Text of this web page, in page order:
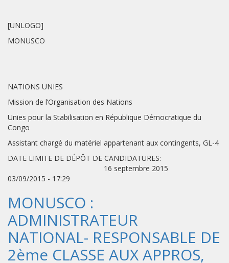
[UNLOGO]
MONUSCO
NATIONS UNIES
Mission de l’Organisation des Nations
Unies pour la Stabilisation en République Démocratique du
Congo
Assistant chargé du matériel appartenant aux contingents, GL-4
DATE LIMITE DE DÉPÔT DE CANDIDATURES:
16 septembre 2015
03/09/2015 - 17:29
MONUSCO :
ADMINISTRATEUR
NATIONAL- RESPONSABLE DE
2ème CLASSE AUX APPROS,